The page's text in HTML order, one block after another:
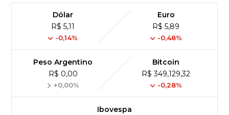
Dólar
R$ 5,11
-0,14%
Euro
R$ 5,89
-0,48%
Peso Argentino
R$ 0,00
+0,00%
Bitcoin
R$ 349,129,32
-0,28%
Ibovespa